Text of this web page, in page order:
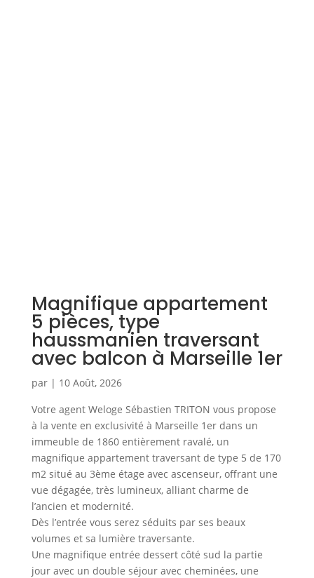
Magnifique appartement
5 pièces, type
haussmanien traversant
avec balcon à Marseille 1er
par | 10 Août, 2026
Votre agent Weloge Sébastien TRITON vous propose
à la vente en exclusivité à Marseille 1er dans un
immeuble de 1860 entièrement ravalé, un
magnifique appartement traversant de type 5 de 170
m2 situé au 3ème étage avec ascenseur, offrant une
vue dégagée, très lumineux, alliant charme de
l’ancien et modernité.
Dès l’entrée vous serez séduits par ses beaux
volumes et sa lumière traversante.
Une magnifique entrée dessert côté sud la partie
jour avec un double séjour avec cheminées, une